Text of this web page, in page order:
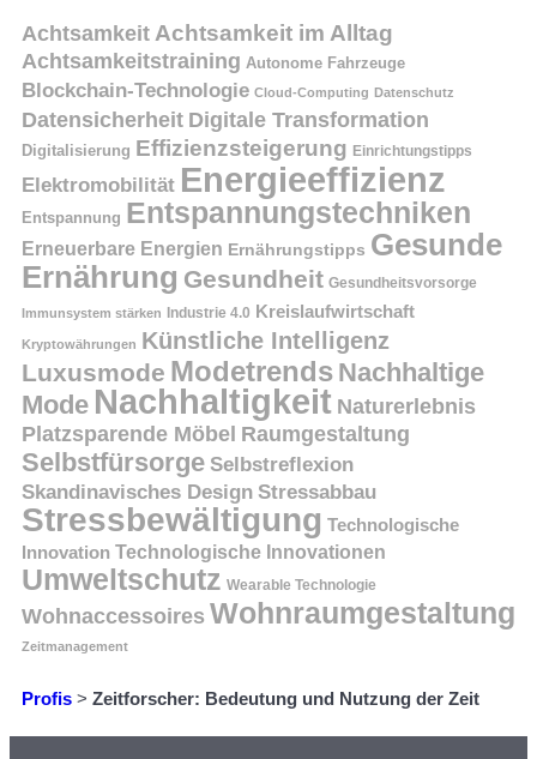
AchtsamkeitAchtsamkeit im Alltag
Achtsamkeitstraining Autonome Fahrzeuge
Blockchain-Technologie Cloud-Computing Datenschutz
Datensicherheit Digitale Transformation
Digitalisierung Effizienzsteigerung Einrichtungstipps
Elektromobilität Energieeffizienz
Entspannung Entspannungstechniken
Erneuerbare Energien Ernährungstipps Gesunde
Ernährung Gesundheit Gesundheitsvorsorge
Immunsystem stärken Industrie 4.0 Kreislaufwirtschaft
Kryptowährungen Künstliche Intelligenz
Luxusmode Modetrends Nachhaltige
Mode Nachhaltigkeit Naturerlebnis
Platzsparende Möbel Raumgestaltung
Selbstfürsorge Selbstreflexion
Skandinavisches Design Stressabbau
Stressbewältigung Technologische
Innovation Technologische Innovationen
Umweltschutz Wearable Technologie
Wohnaccessoires Wohnraumgestaltung
Zeitmanagement
Profis > Zeitforscher: Bedeutung und Nutzung der Zeit